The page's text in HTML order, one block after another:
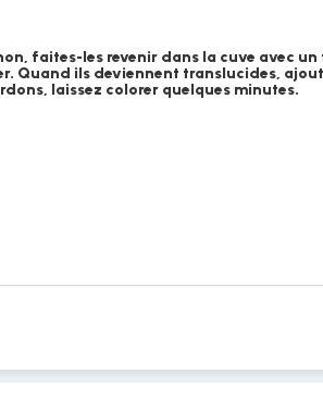
faites-les revenir dans la cuve avec
Quand ils deviennent translucides,
laissez colorer quelques minutes.